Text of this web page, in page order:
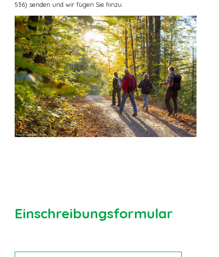
536) senden und wir fügen Sie hinzu.
Einschreibungsformular